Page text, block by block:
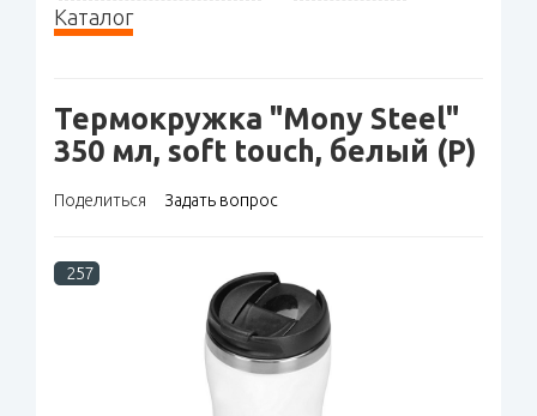
Каталог
Термокружка "Mony Steel"
350 мл, soft touch, белый (P)
Поделиться Задать вопрос
257